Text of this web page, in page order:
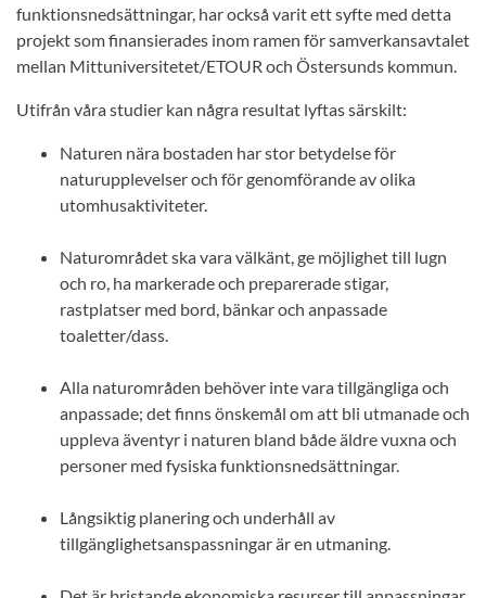
funktionsnedsättningar, har också varit ett syfte med detta
projekt som finansierades inom ramen för samverkansavtalet
mellan Mittuniversitetet/ETOUR och Östersunds kommun.
Utifrån våra studier kan några resultat lyftas särskilt:
Naturen nära bostaden har stor betydelse för
naturupplevelser och för genomförande av olika
utomhusaktiviteter.
Naturområdet ska vara välkänt, ge möjlighet till lugn
och ro, ha markerade och preparerade stigar,
rastplatser med bord, bänkar och anpassade
toaletter/dass.
Alla naturområden behöver inte vara tillgängliga och
anpassade; det finns önskemål om att bli utmanade och
uppleva äventyr i naturen bland både äldre vuxna och
personer med fysiska funktionsnedsättningar.
Långsiktig planering och underhåll av
tillgänglighetsanspassningar är en utmaning.